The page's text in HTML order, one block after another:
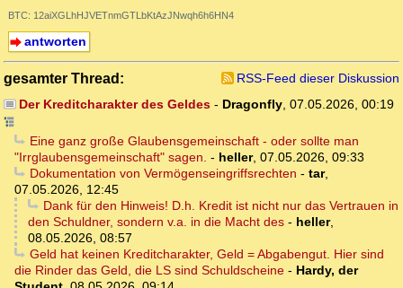
BTC: 12aiXGLhHJVETnmGTLbKtAzJNwqh6h6HN4
antworten
gesamter Thread:
RSS-Feed dieser Diskussion
Der Kreditcharakter des Geldes- Dragonfly, 07.05.2026, 00:19
Eine ganz große Glaubensgemeinschaft - oder sollte man
"Irrglaubensgemeinschaft" sagen. - heller, 07.05.2026, 09:33
Dokumentation von Vermögenseingriffsrechten - tar,
07.05.2026, 12:45
Dank für den Hinweis! D.h. Kredit ist nicht nur das Vertrauen in
den Schuldner, sondern v.a. in die Macht des - heller,
08.05.2026, 08:57
Geld hat keinen Kreditcharakter, Geld = Abgabengut. Hier sind
die Rinder das Geld, die LS sind Schuldscheine - Hardy, der